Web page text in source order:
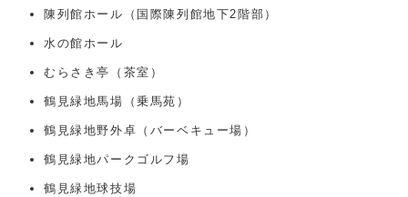
陳列館ホール（国際陳列館地下2階部）
水の館ホール
むらさき亭（茶室）
鶴見緑地馬場（乗馬苑）
鶴見緑地野外卓（バーベキュー場）
鶴見緑地パークゴルフ場
鶴見緑地球技場